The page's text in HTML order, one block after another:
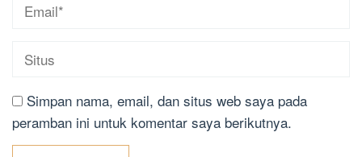
Simpan nama, email, dan situs web saya pada
peramban ini untuk komentar saya berikutnya.